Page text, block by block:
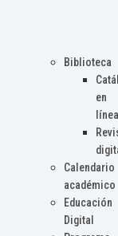
Biblioteca
en
línea
Calendario
académico
Educación
Digital